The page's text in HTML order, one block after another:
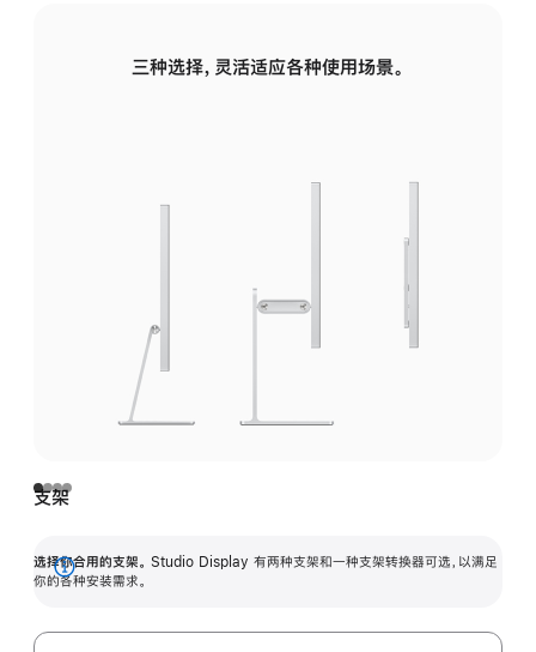
三种选择，灵活适应各种使用场景。
支架
选择你合用的支架。 Studio Display 有两种支架和一种支架转换器可选，以满足
你的各种安装需求。
展